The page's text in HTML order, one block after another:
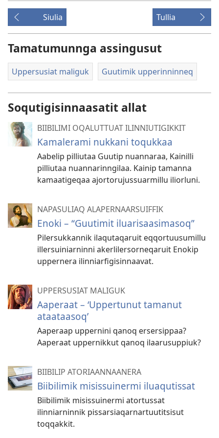
Siulia Tullia
Tamatumunnga assingusut
Uppersusiat maliguk Guutimik upperinninneq
Soqutigisinnaasatit allat
BIIBILIMI OQALUTTUAT ILINNIUTIGIKKIT
Kamalerami nukkani toqukkaa
Aabelip pilliutaa Guutip nuannaraa, Kainilli
pilliutaa nuannarinngilaa. Kainip tamanna
kamaatigeqaa ajortorujussuarmillu iliorluni.
NAPASULIAQ ALAPERNAARSUIFFIK
Enoki – “Guutimit iluarisaasimasoq”
Pilersukkannik ilaqutaqaruit eqqortuusumillu
illersuiniarninni akerlilersorneqaruit Enokip
uppernera ilinniarfigisinnaavat.
UPPERSUSIAT MALIGUK
Aaperaat – ‘Uppertunut tamanut
ataataasoq’
Aaperaap uppernini qanoq ersersippaa?
Aaperaat uppernikkut qanoq ilaarusuppiuk?
BIIBILIP ATORIAANNAANERA
Biibilimik misissuinermi iluaqutissat
Biibilimik misissuinermi atortussat
ilinniarninnik pissarsiaqarnartuutitsisut
toqqakkit.